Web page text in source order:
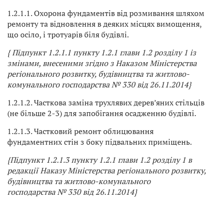
1.2.1.1. Охорона фундаментів від розмивання шляхом
ремонту та відновлення в деяких місцях вимощення,
що осіло, і тротуарів біля будівлі.
{ Підпункт 1.2.1.1 пункту 1.2.1 глави 1.2 розділу 1 із
змінами, внесеними згідно з Наказом Міністерства
регіонального розвитку, будівництва та житлово-
комунального господарства № 330 від 26.11.2014}
1.2.1.2. Часткова заміна трухлявих дерев’яних стільців
(не більше 2-3) для запобігання осадженню будівлі.
1.2.1.3. Частковий ремонт облицювання
фундаментних стін з боку підвальних приміщень.
{Підпункт 1.2.1.3 пункту 1.2.1 глави 1.2 розділу 1 в
редакції Наказу Міністерства регіонального розвитку,
будівництва та житлово-комунального
господарства № 330 від 26.11.2014}